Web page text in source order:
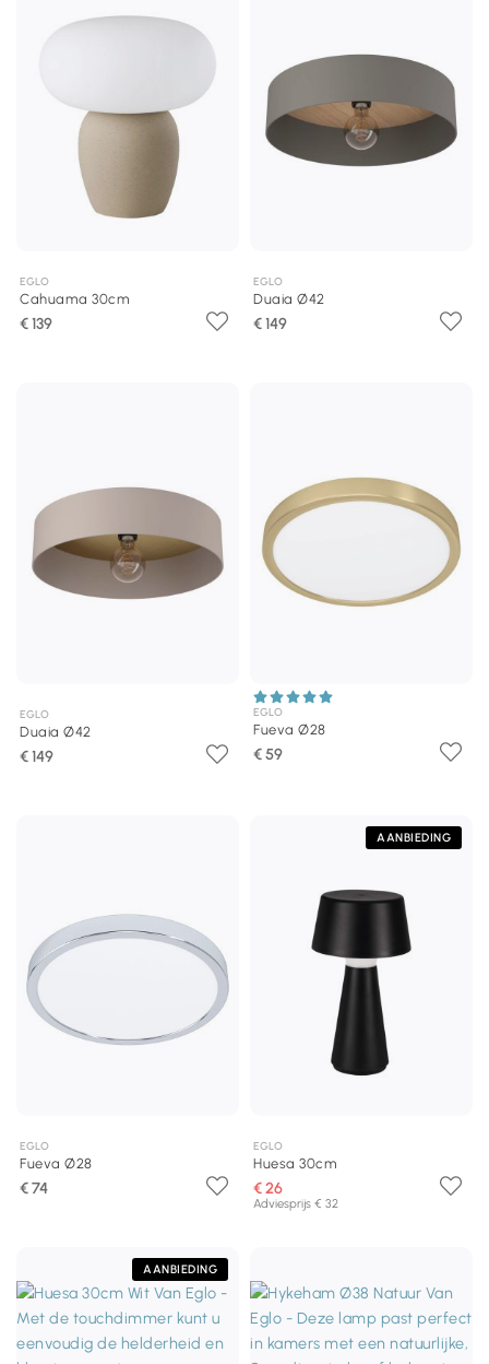
EGLO
Cahuama 30cm
€ 139
EGLO
Duaia Ø42
€ 149
EGLO
Duaia Ø42
€ 149
EGLO
Fueva Ø28
€ 59
EGLO
Fueva Ø28
€ 74
AANBIEDING
EGLO
Huesa 30cm
€ 26
Adviesprijs € 32
AANBIEDING